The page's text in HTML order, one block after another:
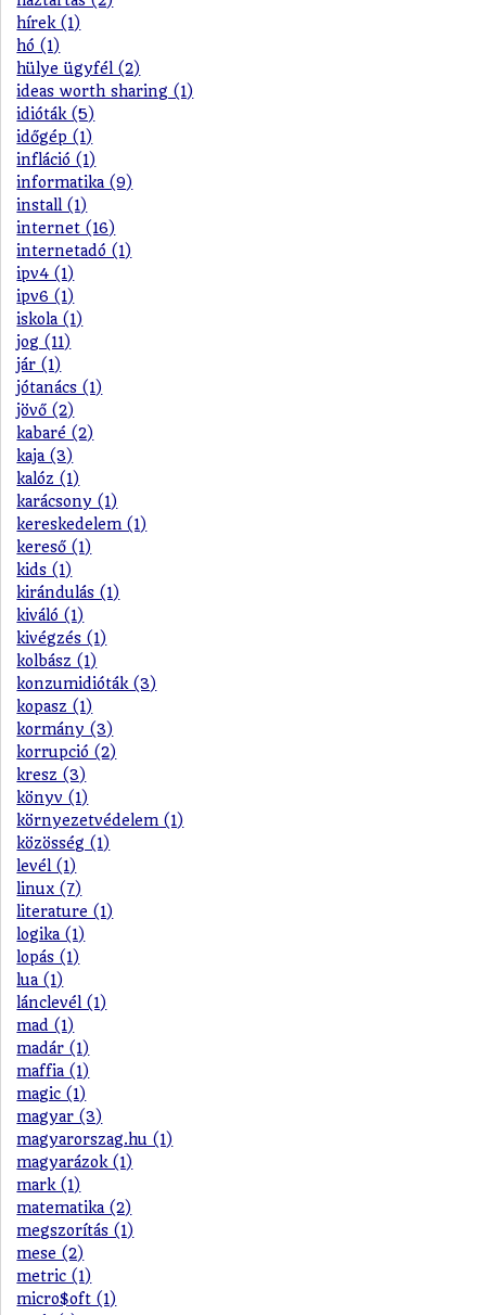
hírek (1)
hó (1)
hülye ügyfél (2)
ideas worth sharing (1)
idióták (5)
időgép (1)
infláció (1)
informatika (9)
install (1)
internet (16)
internetadó (1)
ipv4 (1)
ipv6 (1)
iskola (1)
jog (11)
jár (1)
jótanács (1)
jövő (2)
kabaré (2)
kaja (3)
kalóz (1)
karácsony (1)
kereskedelem (1)
kereső (1)
kids (1)
kirándulás (1)
kiváló (1)
kivégzés (1)
kolbász (1)
konzumidióták (3)
kopasz (1)
kormány (3)
korrupció (2)
kresz (3)
könyv (1)
környezetvédelem (1)
közösség (1)
levél (1)
linux (7)
literature (1)
logika (1)
lopás (1)
lua (1)
lánclevél (1)
mad (1)
madár (1)
maffia (1)
magic (1)
magyar (3)
magyarorszag.hu (1)
magyarázok (1)
mark (1)
matematika (2)
megszorítás (1)
mese (2)
metric (1)
micro$oft (1)